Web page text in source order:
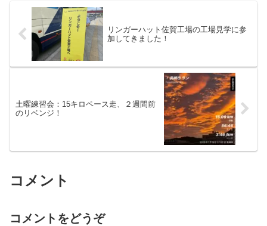
リンガーハット佐賀工場の工場見学に参
加してきました！
土曜練習会：15キロペース走、２週間前
のリベンジ！
コメント
コメントをどうぞ